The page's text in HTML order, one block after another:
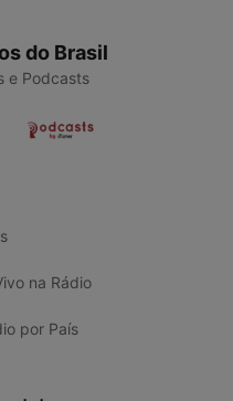
do Brasil
e Podcasts
na Rádio
por País